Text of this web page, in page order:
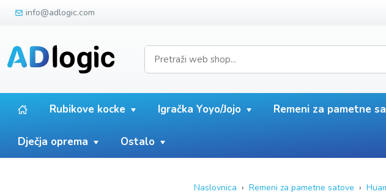
info@adlogic.com
Rubikove kocke Igračka Yoyo/Jojo Remeni za pametne
Dječja oprema Ostalo
Naslovnica › Remeni za pametne satove ›